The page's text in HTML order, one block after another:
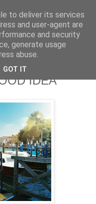
IDEA
to deliver its services
and user-agent are
and security
generate usage
abuse.
GOT IT